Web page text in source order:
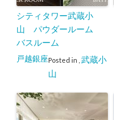
シティタワー武蔵小
山 パウダールーム
バスルーム
Posted in
戸越銀座
武蔵小
山